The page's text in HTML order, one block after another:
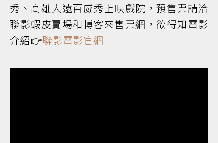
秀、高雄大遠百威秀上映戲院，預售票請洽
聯影蝦皮賣場和博客來售票網，欲得知電影
介紹👉聯影電影官網